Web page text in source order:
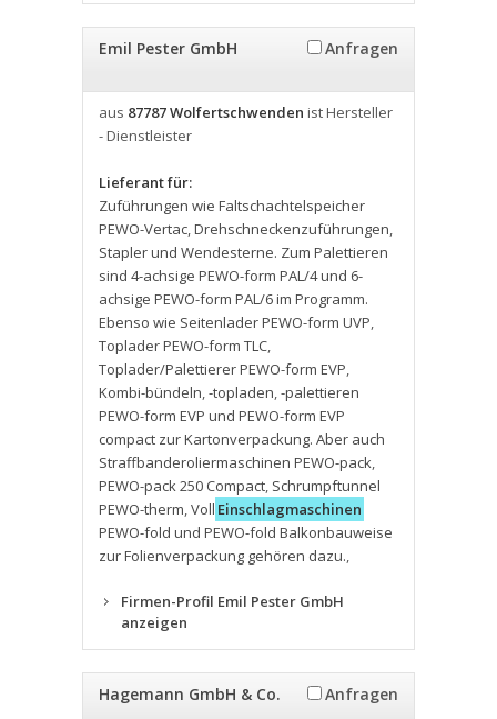
Emil Pester GmbH Anfragen
aus 87787 Wolfertschwenden ist Hersteller
- Dienstleister
Lieferant für:
Zuführungen wie Faltschachtelspeicher
PEWO-Vertac,Drehschneckenzuführungen,
Stapler und Wendesterne. Zum Palettieren
sind 4-achsige PEWO-form PAL/4 und 6-
achsige PEWO-form PAL/6 im Programm.
Ebenso wie Seitenlader PEWO-form UVP,
Toplader PEWO-form TLC,
Toplader/Palettierer PEWO-form EVP,
Kombi-bündeln,-topladen,-palettieren
PEWO-form EVP und PEWO-form EVP
compact zur Kartonverpackung. Aber auch
Straffbanderoliermaschinen PEWO-pack,
PEWO-pack 250 Compact, Schrumpftunnel
PEWO-therm,Voll Einschlagmaschinen
PEWO-fold und PEWO-fold Balkonbauweise
zur Folienverpackung gehören dazu.,
Firmen-Profil Emil Pester GmbH
anzeigen
Hagemann GmbH & Co. Anfragen